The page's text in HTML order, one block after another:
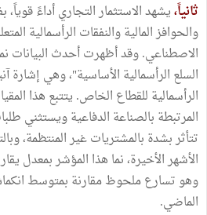
ثانياً،يشهد الاستثمار التجاري أداءً قوياً،
والحوافز المالية والنفقات الرأسمالية
الاصطناعي. وقد أظهرت أحدث البيانات
السلع الرأسمالية الأساسية"، وهي إشارة
الرأسمالية للقطاع الخاص. يتتبع هذا
المرتبطة بالصناعة الدفاعية ويستثني
تتأثر بشدة بالمشتريات غير المنتظمة،
الماضي.